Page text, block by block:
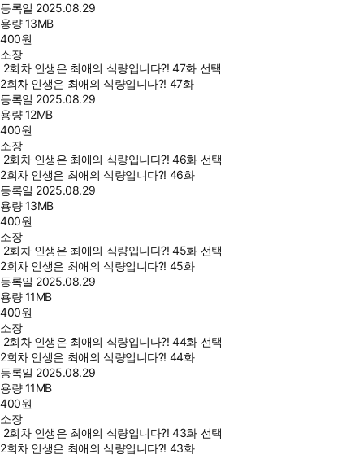
등록일 2025.08.29
용량13MB
400원
소장
2회차 인생은 최애의 식량입니다?! 47화 선택
2회차 인생은 최애의 식량입니다?! 47화
등록일 2025.08.29
용량12MB
400원
소장
2회차 인생은 최애의 식량입니다?! 46화 선택
2회차 인생은 최애의 식량입니다?! 46화
등록일 2025.08.29
용량13MB
400원
소장
2회차 인생은 최애의 식량입니다?! 45화 선택
2회차 인생은 최애의 식량입니다?! 45화
등록일 2025.08.29
용량11MB
400원
소장
2회차 인생은 최애의 식량입니다?! 44화 선택
2회차 인생은 최애의 식량입니다?! 44화
등록일 2025.08.29
용량11MB
400원
소장
2회차 인생은 최애의 식량입니다?! 43화 선택
2회차 인생은 최애의 식량입니다?! 43화